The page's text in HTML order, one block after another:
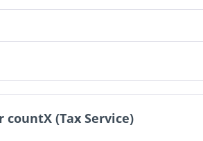
(Tax Service)